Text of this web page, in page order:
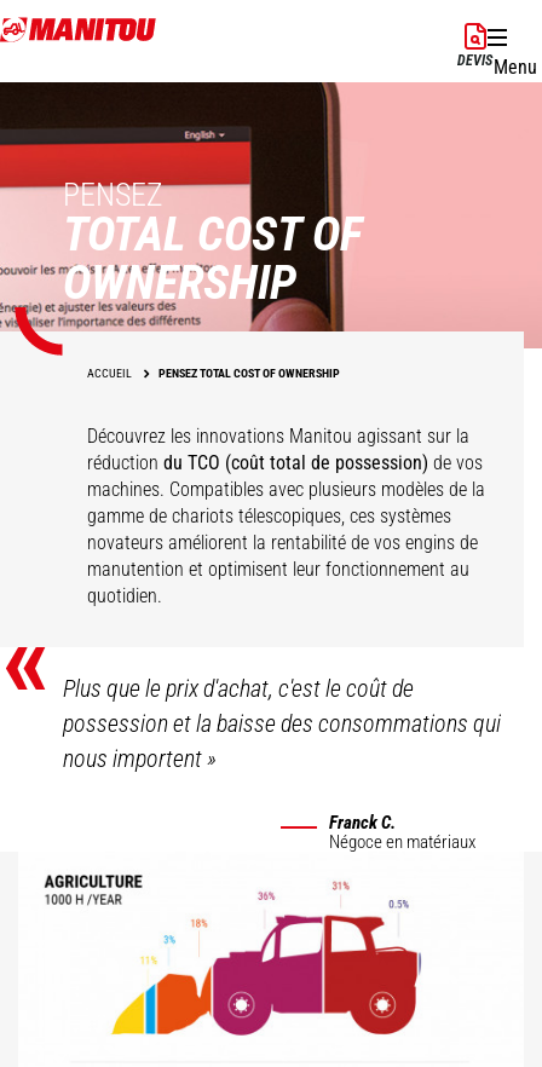
Aller
au
DEVISMenu
PENSEZ
TOTAL COST OF
OWNERSHIP
ACCUEIL PENSEZ TOTAL COST OF OWNERSHIP
Découvrez les innovations Manitou agissant sur la
réduction du TCO (coût total de possession) de vos
machines. Compatibles avec plusieurs modèles de la
gamme de chariots télescopiques, ces systèmes
novateurs améliorent la rentabilité de vos engins de
manutention et optimisent leur fonctionnement au
quotidien.
«
Plus que le prix d'achat, c'est le coût de
possession et la baisse des consommations qui
nous importent»
Franck C.
Négoce en matériaux